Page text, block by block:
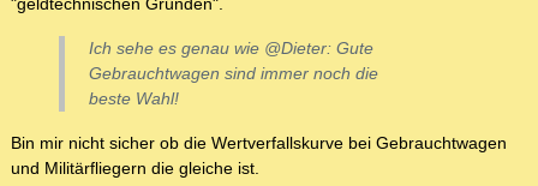
"geldtechnischen Gründen".
Ich sehe es genau wie @Dieter: Gute
Gebrauchtwagen sind immer noch die
beste Wahl!
Bin mir nicht sicher ob die Wertverfallskurve bei Gebrauchtwagen
und Militärfliegern die gleiche ist.